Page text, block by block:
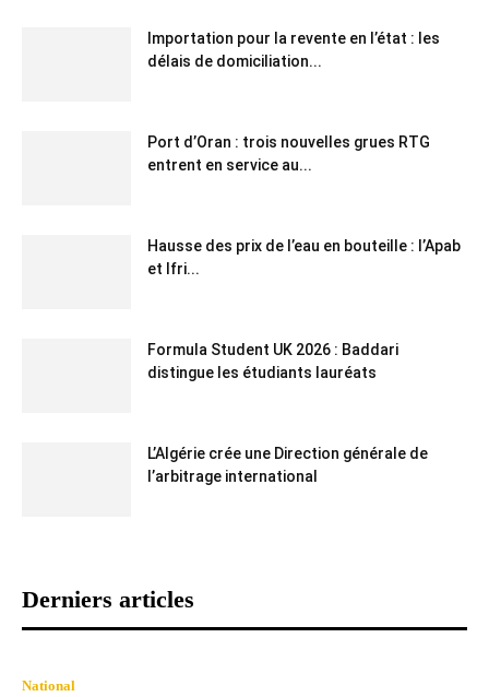
Importation pour la revente en l’état : les
délais de domiciliation...
Port d’Oran : trois nouvelles grues RTG
entrent en service au...
Hausse des prix de l’eau en bouteille : l’Apab
et Ifri...
Formula Student UK 2026 : Baddari
distingue les étudiants lauréats
L’Algérie crée une Direction générale de
l’arbitrage international
Derniers articles
National